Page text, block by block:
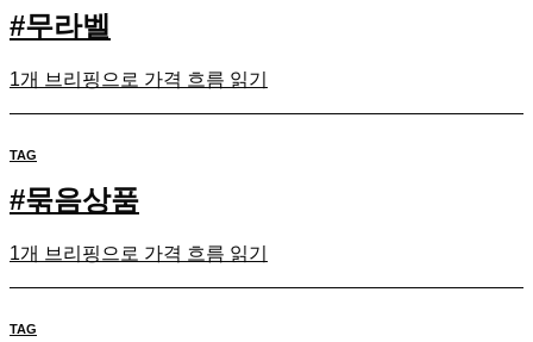
#무라벨
1개 브리핑으로 가격 흐름 읽기
TAG
#묶음상품
1개 브리핑으로 가격 흐름 읽기
TAG